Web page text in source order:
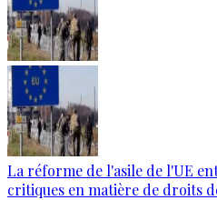
La réforme de l'asile de l'UE
critiques en matière de droits